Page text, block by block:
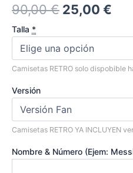
90,00€ El
original
era:
25,00 €
es:
Talla *
Camisetas RETRO solo dispobible
Versión
Camisetas RETRO YA INCLUYEN
Nombre & Número (Ejem: